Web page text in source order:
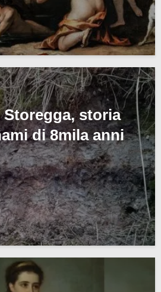
Storegga, storia
di 8mila anni